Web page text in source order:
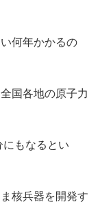
何年かかるの
国各地の原子力
もなるとい
核兵器を開発す